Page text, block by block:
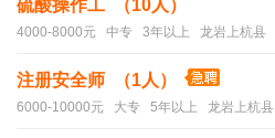
硫酸操作工 （10人）
4000-8000元 中专 3年以上 龙岩上杭县
注册安全师 （1人）
6000-10000元 大专 5年以上 龙岩上杭县